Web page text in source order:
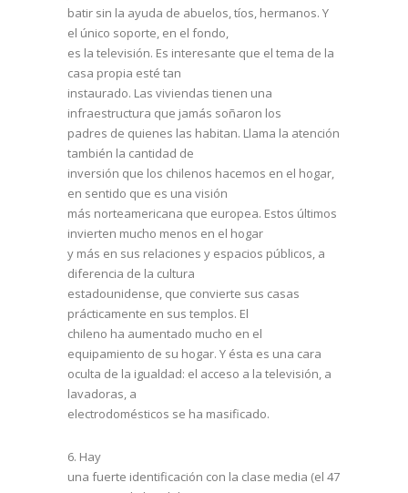
batir sin la ayuda de abuelos, tíos, hermanos. Y
el único soporte, en el fondo,
es la televisión. Es interesante que el tema de la
casa propia esté tan
instaurado. Las viviendas tienen una
infraestructura que jamás soñaron los
padres de quienes las habitan. Llama la atención
también la cantidad de
inversión que los chilenos hacemos en el hogar,
en sentido que es una visión
más norteamericana que europea. Estos últimos
invierten mucho menos en el hogar
y más en sus relaciones y espacios públicos, a
diferencia de la cultura
estadounidense, que convierte sus casas
prácticamente en sus templos. El
chileno ha aumentado mucho en el
equipamiento de su hogar. Y ésta es una cara
oculta de la igualdad: el acceso a la televisión, a
lavadoras, a
electrodomésticos se ha masificado.
6. Hay
una fuerte identificación con la clase media (el 47